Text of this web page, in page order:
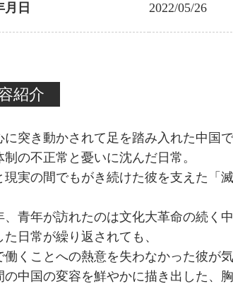
月日 2022/05/26
紹介
に突き動かされて足を踏み入れた中国
制の不正常と憂いに沈んだ日常。
現実の間でもがき続けた彼を支えた「
、青年が訪れたのは文化大革命の続く中
た日常が繰り返されても、
働くことへの熱意を失わなかった彼が
の中国の変容を鮮やかに描き出した、